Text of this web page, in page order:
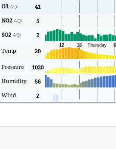
O3 AQI 41
NO2 AQI 5
SO2 AQI 2
Temp 20
Pressure 1020
Humidity
56
Wind
2